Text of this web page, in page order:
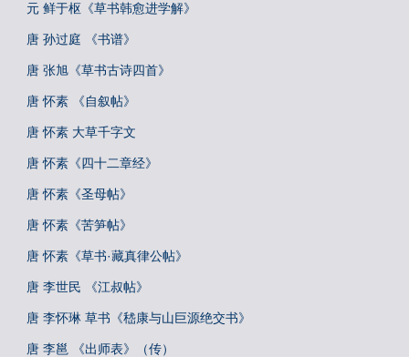
元 鲜于枢《草书韩愈进学解》
唐 孙过庭 《书谱》
唐 张旭《草书古诗四首》
唐 怀素 《自叙帖》
唐 怀素 大草千字文
唐 怀素《四十二章经》
唐 怀素《圣母帖》
唐 怀素《苦笋帖》
唐 怀素《草书·藏真律公帖》
唐 李世民 《江叔帖》
唐 李怀琳 草书《嵇康与山巨源绝交书》
唐 李邕 《出师表》（传）